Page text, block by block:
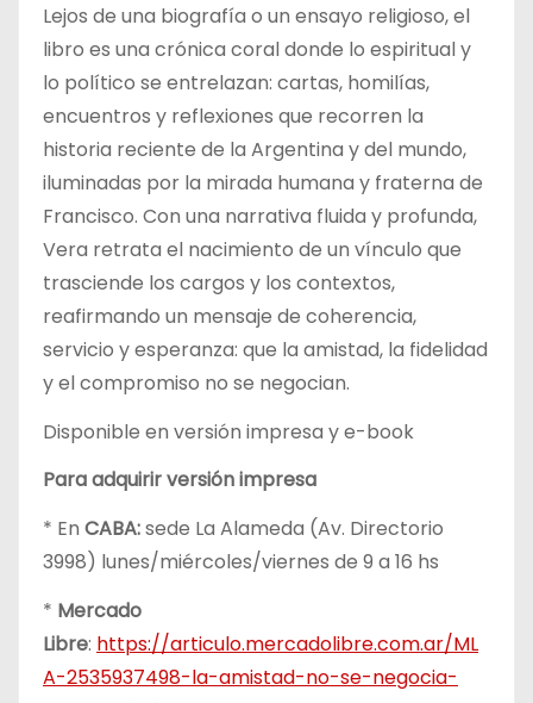
Lejos de una biografía o un ensayo religioso, el
libro es una crónica coral donde lo espiritual y
lo político se entrelazan: cartas, homilías,
encuentros y reflexiones que recorren la
historia reciente de la Argentina y del mundo,
iluminadas por la mirada humana y fraterna de
Francisco. Con una narrativa fluida y profunda,
Vera retrata el nacimiento de un vínculo que
trasciende los cargos y los contextos,
reafirmando un mensaje de coherencia,
servicio y esperanza: que la amistad, la fidelidad
y el compromiso no se negocian.
Disponible en versión impresa y e-book
Para adquirir versión impresa
* En CABA:sede La Alameda (Av. Directorio
3998) lunes/miércoles/viernes de 9 a 16 hs
* Mercado
Libre: https://articulo.mercadolibre.com.ar/ML
A-2535937498-la-amistad-no-se-negocia-